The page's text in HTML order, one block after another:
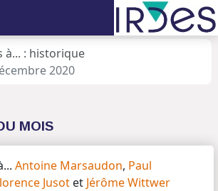
à... : historique
2020
MOIS
Antoine Marsaudon, Paul
Jusot et Jérôme Wittwer